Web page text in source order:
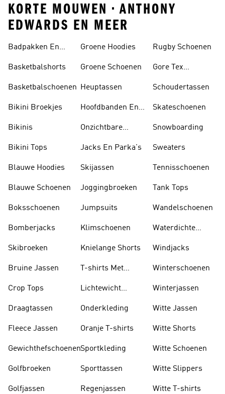
KORTE MOUWEN • ANTHONY
EDWARDS EN MEER
Badpakken En
Basketbalshorts
Basketbalschoenen
Bikini Broekjes
Bikinis
Bikini Tops
Blauwe Hoodies
Blauwe Schoenen
Boksschoenen
Bomberjacks
Skibroeken
Bruine Jassen
Crop Tops
Draagtassen
Fleece Jassen
Gewichthefschoenen
Golfbroeken
Golfjassen
Groene Hoodies
Groene Schoenen
Heuptassen
Hoofdbanden En
Onzichtbare
Jacks En Parka's
Skijassen
Joggingbroeken
Jumpsuits
Klimschoenen
Knielange Shorts
T-shirts Met
Lichtewicht
Onderkleding
Oranje T-shirts
Sportkleding
Sporttassen
Regenjassen
Rugby Schoenen
Gore Tex
Schoudertassen
Skateschoenen
Snowboarding
Sweaters
Tennisschoenen
Tank Tops
Wandelschoenen
Waterdichte
Windjacks
Winterschoenen
Winterjassen
Witte Jassen
Witte Shorts
Witte Schoenen
Witte Slippers
Witte T-shirts